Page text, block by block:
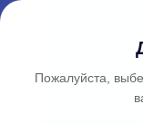
Пожалуйста,